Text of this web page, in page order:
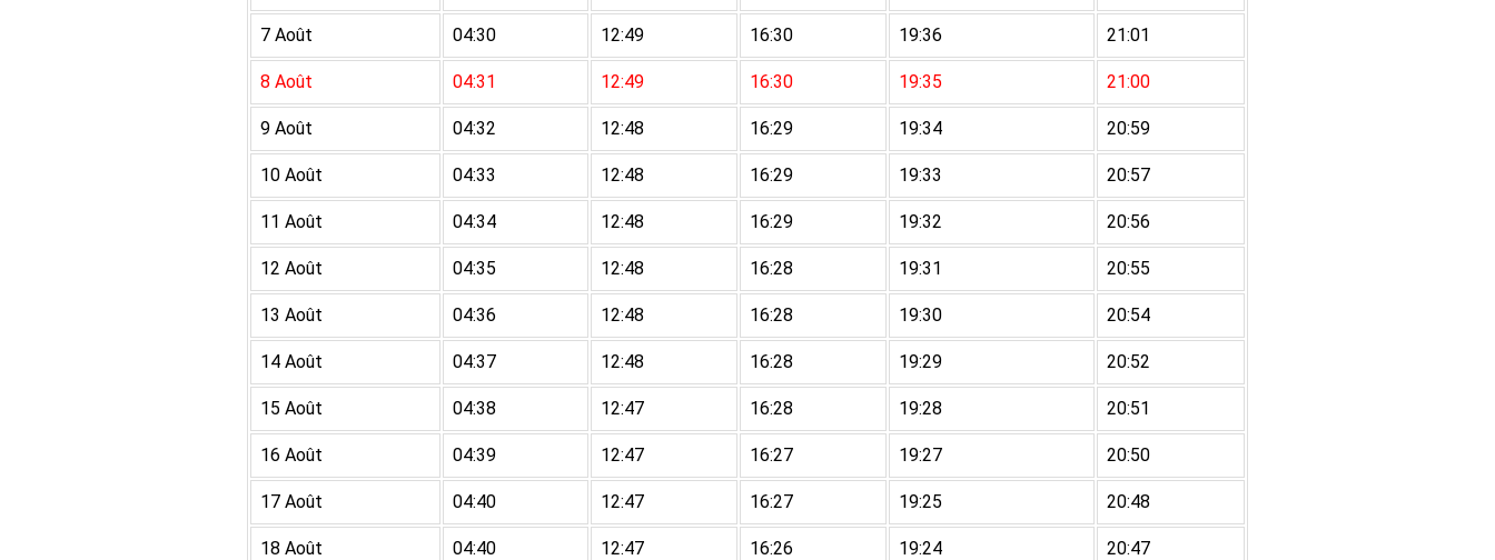
7 Août 04:30 12:49 16:30 19:36 21:01
8 Août 04:31 12:49 16:30 19:35 21:00
9 Août 04:32 12:48 16:29 19:34 20:59
10 Août 04:33 12:48 16:29 19:33 20:57
11 Août 04:34 12:48 16:29 19:32 20:56
12 Août 04:35 12:48 16:28 19:31 20:55
13 Août 04:36 12:48 16:28 19:30 20:54
14 Août 04:37 12:48 16:28 19:29 20:52
15 Août 04:38 12:47 16:28 19:28 20:51
16 Août 04:39 12:47 16:27 19:27 20:50
17 Août 04:40 12:47 16:27 19:25 20:48
18 Août 04:40 12:47 16:26 19:24 20:47